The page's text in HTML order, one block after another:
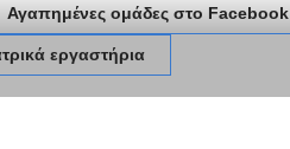
Αγαπημένες ομάδες στο Facebook
εργαστήρια